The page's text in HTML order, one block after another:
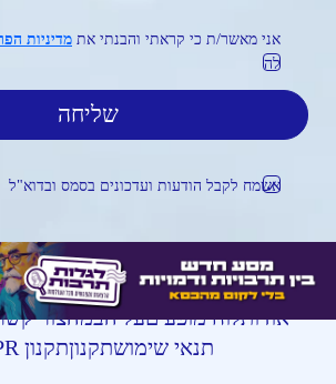
אני מאשר/ת כי קראתי והבנתי את מדיניות
לה
אשמח לקבל הודעות ועדכונים בסמס ובדוא"ל
אודותלוח מופעיםעל הבמהצור
תנאי שימושתקנוןתקנון GDPR